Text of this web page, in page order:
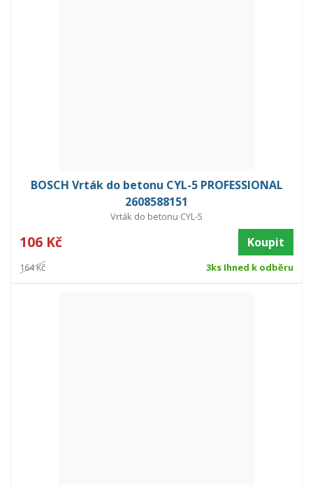
BOSCH Vrták do betonu CYL-5 PROFESSIONAL
2608588151
Vrták do betonu CYL-5
106 Kč Koupit
164 Kč 3ks Ihned k odběru